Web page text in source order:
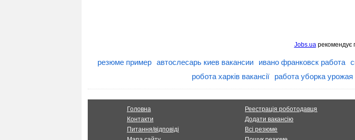
Jobs.uaрекомендує
резюме пример автослесарь киев вакансии ивано франковск работа
робота харків вакансії
работа уборка урожая
Головна
Контакти
Питання/відповіді
Реестрація роботодавця
Додати вакансію
Всі резюме